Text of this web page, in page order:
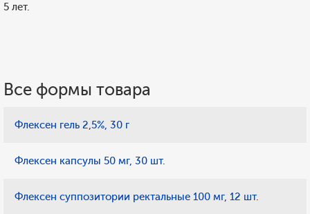
5 лет.
Все формы товара
Флексен гель 2,5%, 30 г
Флексен капсулы 50 мг, 30 шт.
Флексен суппозитории ректальные 100 мг, 12 шт.